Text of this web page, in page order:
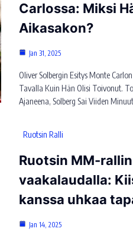
Carlossa: Miksi
Aikasakon?
Jan 31, 2025
Oliver Solbergin Esitys Monte
Tavalla Kuin Hän Olisi Toivonut.
Ajaneena, Solberg Sai Viiden
Ruotsin Ralli
Ruotsin MM-
vaakalaudalla:
kanssa uhkaa
Jan 14, 2025